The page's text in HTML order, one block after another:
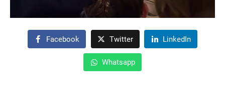
Facebook Twitter LinkedIn
Whatsapp